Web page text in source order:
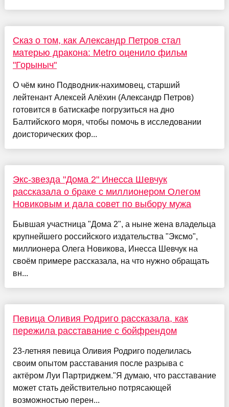
Сказ о том, как Александр Петров стал
матерью дракона: Metro оценило фильм
"Горыныч"
О чём кино Подводник-нахимовец, старший
лейтенант Алексей Алёхин (Александр Петров)
готовится в батискафе погрузиться на дно
Балтийского моря, чтобы помочь в исследовании
доисторических фор...
Экс-звезда "Дома 2" Инесса Шевчук
рассказала о браке с миллионером Олегом
Новиковым и дала совет по выбору мужа
Бывшая участница "Дома 2", а ныне жена владельца
крупнейшего российского издательства "Эксмо",
миллионера Олега Новикова, Инесса Шевчук на
своём примере рассказала, на что нужно обращать
вн...
Певица Оливия Родриго рассказала, как
пережила расставание с бойфрендом
23-летняя певица Оливия Родриго поделилась
своим опытом расставания после разрыва с
актёром Луи Партриджем."Я думаю, что расставание
может стать действительно потрясающей
возможностью перен...